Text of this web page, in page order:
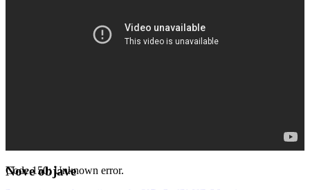
Code 150: Unknown error.
Nove objave